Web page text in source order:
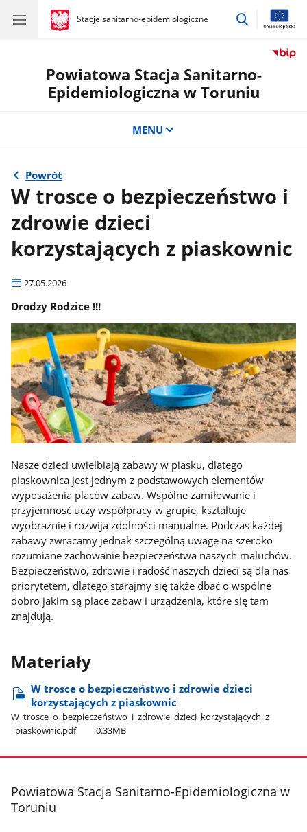
gov.pl
Stacje sanitarno-epidemiologiczne
gov.pl
Stacje
przejdź
Powiatowa Stacja Sanitarno-
Epidemiologiczna w Toruniu
MENU
Powrót
W trosce o bezpieczeństwo i
zdrowie dzieci
korzystających z piaskownic
27.05.2026
Drodzy Rodzice !!!
Nasze dzieci uwielbiają zabawy w piasku, dlatego
piaskownica jest jednym z podstawowych elementów
wyposażenia placów zabaw. Wspólne zamiłowanie i
przyjemność uczy współpracy w grupie, kształtuje
wyobraźnię i rozwija zdolności manualne. Podczas każdej
zabawy zwracamy jednak szczególną uwagę na szeroko
rozumiane zachowanie bezpieczeństwa naszych maluchów.
Bezpieczeństwo, zdrowie i radość naszych dzieci są dla nas
priorytetem, dlatego starajmy się także dbać o wspólne
dobro jakim są place zabaw i urządzenia, które się tam
znajdują.
Materiały
W trosce o bezpieczeństwo i zdrowie dzieci
korzystających z piaskownic
W​_trosce​_o​_bezpieczeństwo​_i​_zdrowie​_dzieci​_korzystających​_z​
_piaskownic.pdf
0.33MB
stopka
Powiatowa Stacja Sanitarno-Epidemiologiczna w
Toruniu